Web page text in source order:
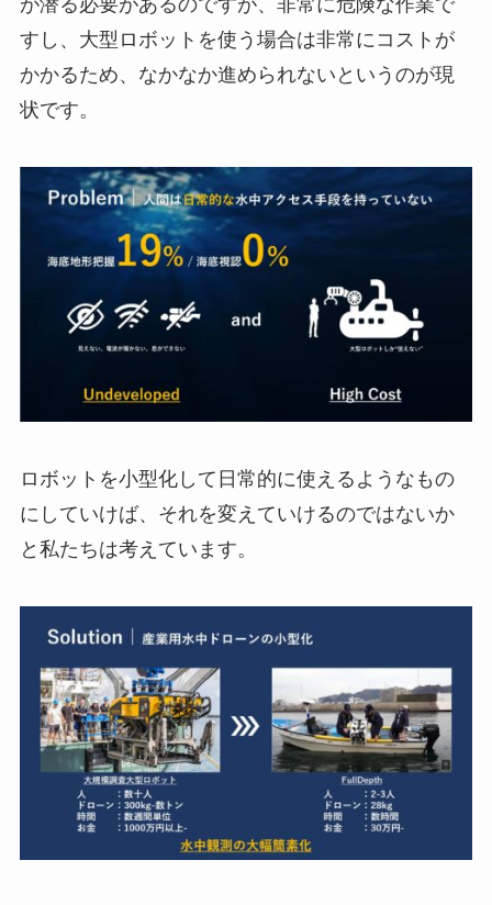
が潜る必要があるのですが、非常に危険な作業で
すし、大型ロボットを使う場合は非常にコストが
かかるため、なかなか進められないというのが現
状です。
ロボットを小型化して日常的に使えるようなもの
にしていけば、それを変えていけるのではないか
と私たちは考えています。